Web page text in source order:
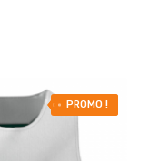
-30% OFF
PROMO !